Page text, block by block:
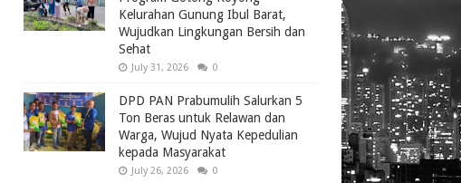
Kelurahan Gunung Ibul Barat,
Wujudkan Lingkungan Bersih dan
Sehat
July 31, 2026 0
DPD PAN Prabumulih Salurkan 5
Ton Beras untuk Relawan dan
Warga, Wujud Nyata Kepedulian
kepada Masyarakat
July 26, 2026 0